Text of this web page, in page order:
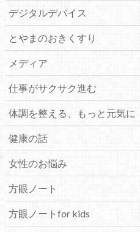
デジタルデバイス
とやまのおきくすり
メディア
仕事がサクサク進む
体調を整える、もっと元気に
健康の話
女性のお悩み
方眼ノート
方眼ノートfor kids